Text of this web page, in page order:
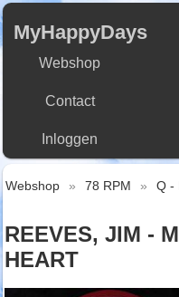
MyHappyDays
Webshop
Contact
Inloggen
Webshop » 78 RPM » Q -
REEVES, JIM -
HEART